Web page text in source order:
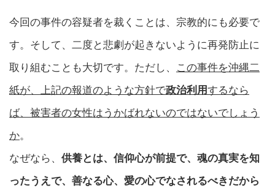
今回の事件の容疑者を裁くことは、宗教的にも必要で
す。そして、二度と悲劇が起きないように再発防止に
取り組むことも大切です。ただし、 この事件を沖縄二
紙が、上記の報道のような方針で政治利用するなら
ば、被害者の女性はうかばれないのではないでしょう
か。
なぜなら、 供養とは、信仰心が前提で、魂の真実を知
ったうえで、善なる心、愛の心でなされるべきだから